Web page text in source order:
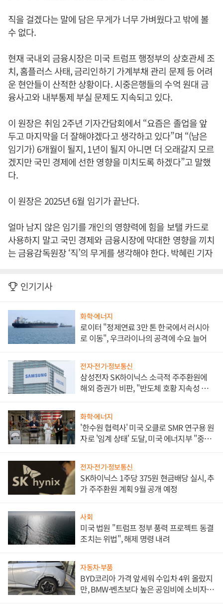
직을 걸겠다는 말에 담은 무게가 너무 가벼웠다고 밖에 볼
수 없다.
현재 국내외 금융시장은 미국 트럼프 행정부의 상호관세 조
치, 홈플러스 사태, 금리인하기 가계부채 관리 문제 등 어려
운 현안들이 산적한 상황이다. 시중은행들의 수억 원대 금
융사고와 내부통제 부실 문제도 지속되고 있다.
이 원장은 취임 2주년 기자간담회에서 “요즘은 졸업을 앞
두고 마지막을 더 잘해야겠다고 생각하고 있다”며 “(남은
임기가) 6개월이 될지, 1년이 될지 아니면 더 오래갈지 모르
겠지만 국민 경제에 선한 영향을 미치도록 하겠다”고 말했
다.
이 원장은 2025년 6월 임기가 끝난다.
얼마 남지 않은 임기를 개인의 영향력에 힘을 보탤 카드로
사용하지 말고 국민 경제와 금융시장에 막대한 영향을 끼치
는 금융감독원장 ‘직’의 무게를 생각해야 한다. 박혜린 기자
인기기사
화학·에너지
로이터 "정제연료 3만 톤 한국에서 러시아
로 이동", 우크라이나의 공격에 수요 늘어
전자·전기·정보통신
삼성전자 SK하이닉스 소극적 주주환원에
해외 증권가 비판, "반도체 호황 지속성 의
화학·에너지
'한수원 협력사' 미국 오클로 SMR 연구용 원
자로 '임계 상태' 도달, 미국 에너지부 "중요
전자·전기·정보통신
SK하이닉스 1주당 375원 현금배당 실시, 추
가 주주환원 계획 9월 공개 예정
사회
미국 법원 "트럼프 정부 풍력 프로젝트 동결
조치는 위법", 해제 명령 내려
자동차·부품
BYD코리아 가격 앞세워 수입차 4위 올랐지
만, BMW·벤츠보다 높은 공임비에 소비자